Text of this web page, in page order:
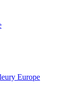
Europe